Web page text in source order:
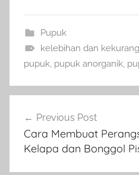
Pupuk
kelebihan dan
pupuk, pupuk anorganik,
pos
Previous Post
Cara Membuat
Kelapa dan Bonggol